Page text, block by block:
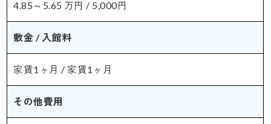
4.85～5.65 万円 / 5,000円
敷金 / 入館料
家賃1ヶ月 / 家賃1ヶ月
その他費用